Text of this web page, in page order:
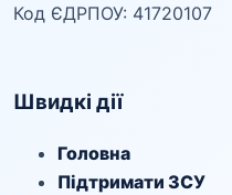
Код ЄДРПОУ: 41720107
Швидкі дії
Головна
Підтримати ЗСУ